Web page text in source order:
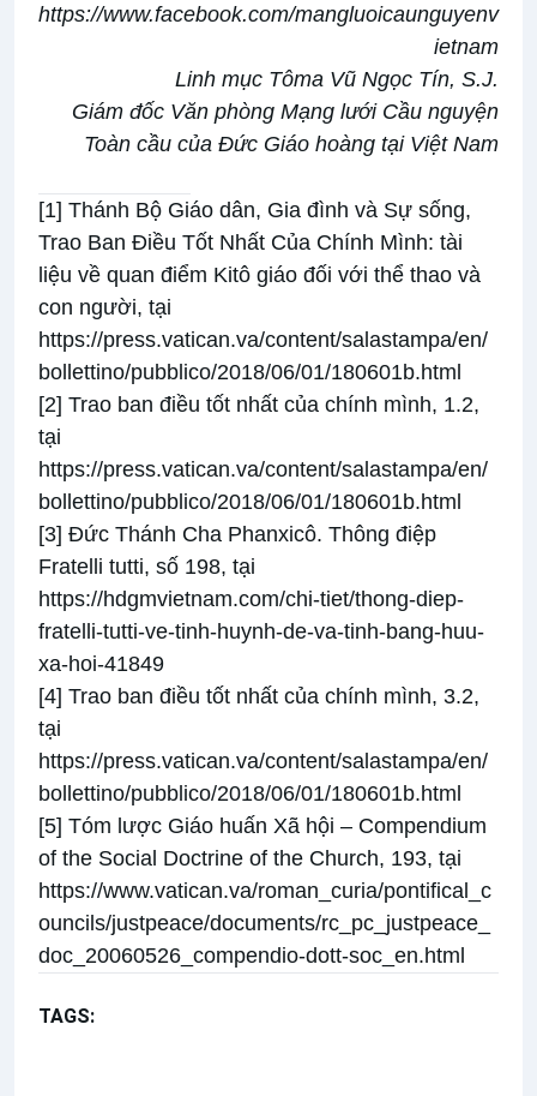
https://www.facebook.com/mangluoicaunguyenv
ietnam
Linh mục Tôma Vũ Ngọc Tín, S.J.
Giám đốc Văn phòng Mạng lưới Cầu nguyện
Toàn cầu của Đức Giáo hoàng tại Việt Nam
[1] Thánh Bộ Giáo dân, Gia đình và Sự sống,
Trao Ban Điều Tốt Nhất Của Chính Mình: tài
liệu về quan điểm Kitô giáo đối với thể thao và
con người, tại
https://press.vatican.va/content/salastampa/en/
bollettino/pubblico/2018/06/01/180601b.html
[2] Trao ban điều tốt nhất của chính mình, 1.2,
tại
https://press.vatican.va/content/salastampa/en/
bollettino/pubblico/2018/06/01/180601b.html
[3] Đức Thánh Cha Phanxicô. Thông điệp
Fratelli tutti, số 198, tại
https://hdgmvietnam.com/chi-tiet/thong-diep-
fratelli-tutti-ve-tinh-huynh-de-va-tinh-bang-huu-
xa-hoi-41849
[4] Trao ban điều tốt nhất của chính mình, 3.2,
tại
https://press.vatican.va/content/salastampa/en/
bollettino/pubblico/2018/06/01/180601b.html
[5] Tóm lược Giáo huấn Xã hội – Compendium
of the Social Doctrine of the Church, 193, tại
https://www.vatican.va/roman_curia/pontifical_c
ouncils/justpeace/documents/rc_pc_justpeace_
doc_20060526_compendio-dott-soc_en.html
TAGS: